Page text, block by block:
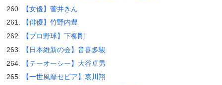
【女優】菅井きん
【俳優】竹野内豊
【プロ野球】下柳剛
【日本維新の会】音喜多駿
【テーオーシー】大谷卓男
【一世風靡セピア】哀川翔